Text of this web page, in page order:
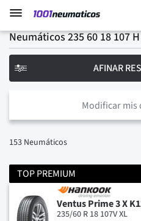
Neumáticos 235 60 18 107 H
Modificar mis
153 Neumáticos
TOP PREMIUM
Ventus Prime 3 X
235/60 R 18 107V XL
AFINAR